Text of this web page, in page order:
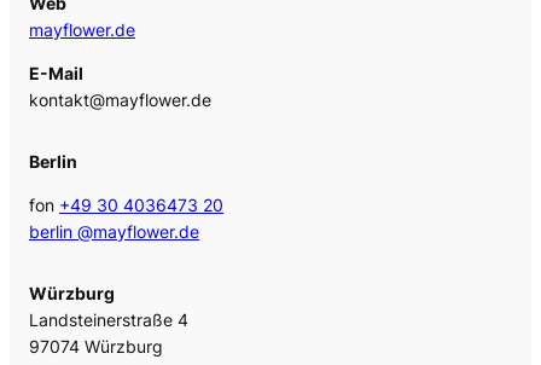
mayflower.de
E-Mail
kontakt@mayflower.de
Berlin
fon +49 30 4036473 20
berlin @mayflower.de
Würzburg
Landsteinerstraße 4
97074 Würzburg